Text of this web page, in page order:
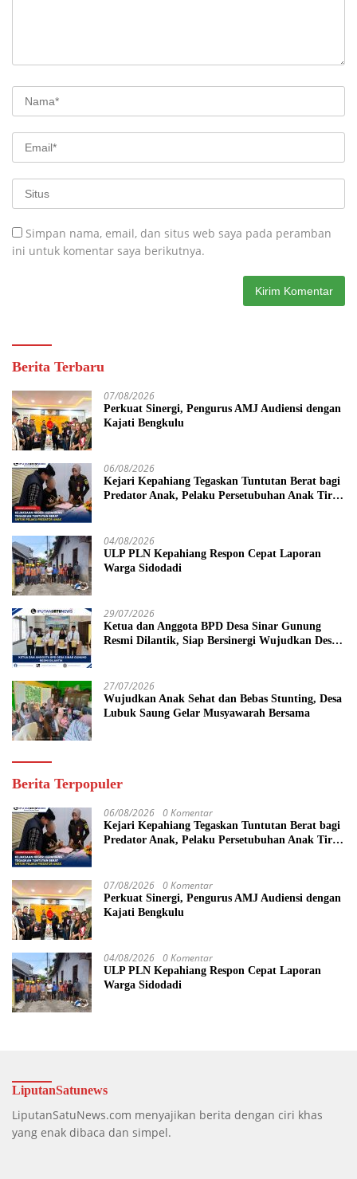
Simpan nama, email, dan situs web saya pada peramban
ini untuk komentar saya berikutnya.
Berita Terbaru
07/08/2026
Perkuat Sinergi, Pengurus AMJ Audiensi dengan
Kajati Bengkulu
06/08/2026
Kejari Kepahiang Tegaskan Tuntutan Berat bagi
Predator Anak, Pelaku Persetubuhan Anak Tiri
04/08/2026
ULP PLN Kepahiang Respon Cepat Laporan
Warga Sidodadi
29/07/2026
Ketua dan Anggota BPD Desa Sinar Gunung
Resmi Dilantik, Siap Bersinergi Wujudkan Desa
27/07/2026
Wujudkan Anak Sehat dan Bebas Stunting, Desa
Lubuk Saung Gelar Musyawarah Bersama
Berita Terpopuler
06/08/2026 0 Komentar
Kejari Kepahiang Tegaskan Tuntutan Berat bagi
Predator Anak, Pelaku Persetubuhan Anak Tiri
07/08/2026 0 Komentar
Perkuat Sinergi, Pengurus AMJ Audiensi dengan
Kajati Bengkulu
04/08/2026 0 Komentar
ULP PLN Kepahiang Respon Cepat Laporan
Warga Sidodadi
LiputanSatunews
LiputanSatuNews.com menyajikan berita dengan ciri khas
yang enak dibaca dan simpel.